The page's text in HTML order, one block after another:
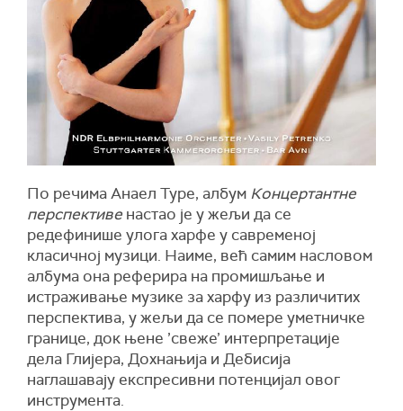
По речима Анаел Туре, албум Концертантне
перспективенастао је у жељи да се
редефинише улога харфе у савременој
класичној музици. Наиме, већ самим насловом
албума она реферира на промишљање и
истраживање музике за харфу из различитих
перспектива, у жељи да се помере уметничке
границе, док њене ’свеже’ интерпретације
дела Глијера, Дохнањија и Дебисија
наглашавају експресивни потенцијал овог
инструмента.